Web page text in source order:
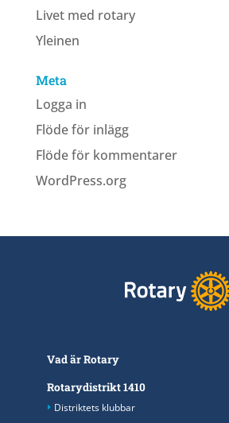
Livet med rotary
Yleinen
Meta
Logga in
Flöde för inlägg
Flöde för kommentarer
WordPress.org
Vad är Rotary
Rotarydistrikt 1410
Distriktets klubbar